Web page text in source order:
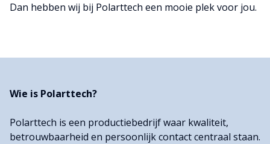
Dan hebben wij bij Polarttech een mooie plek voor jou.
Wie is Polarttech?
Polarttech is een productiebedrijf waar kwaliteit,
betrouwbaarheid en persoonlijk contact centraal staan.